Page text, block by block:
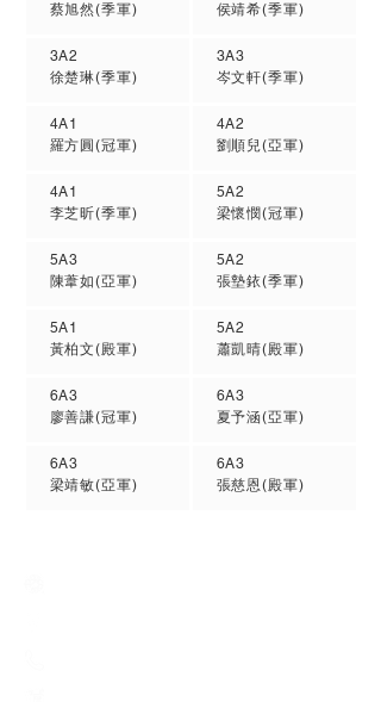
蔡旭然(季軍)
3A2
徐楚琳(季軍)
4A1
羅方圓(冠軍)
4A1
李芝昕(季軍)
5A3
陳葦如(亞軍)
5A1
黃柏文(殿軍)
6A3
廖善謙(冠軍)
6A3
梁靖敏(亞軍)
侯靖希(季軍)
3A3
岑文軒(季軍)
4A2
劉順兒(亞軍)
5A2
梁懷憫(冠軍)
5A2
張墊銥(季軍)
5A2
蕭凱晴(殿軍)
6A3
夏予涵(亞軍)
6A3
張慈恩(殿軍)